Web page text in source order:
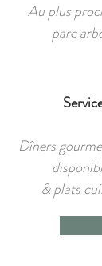
Au plus
parc
Dîners
& plats